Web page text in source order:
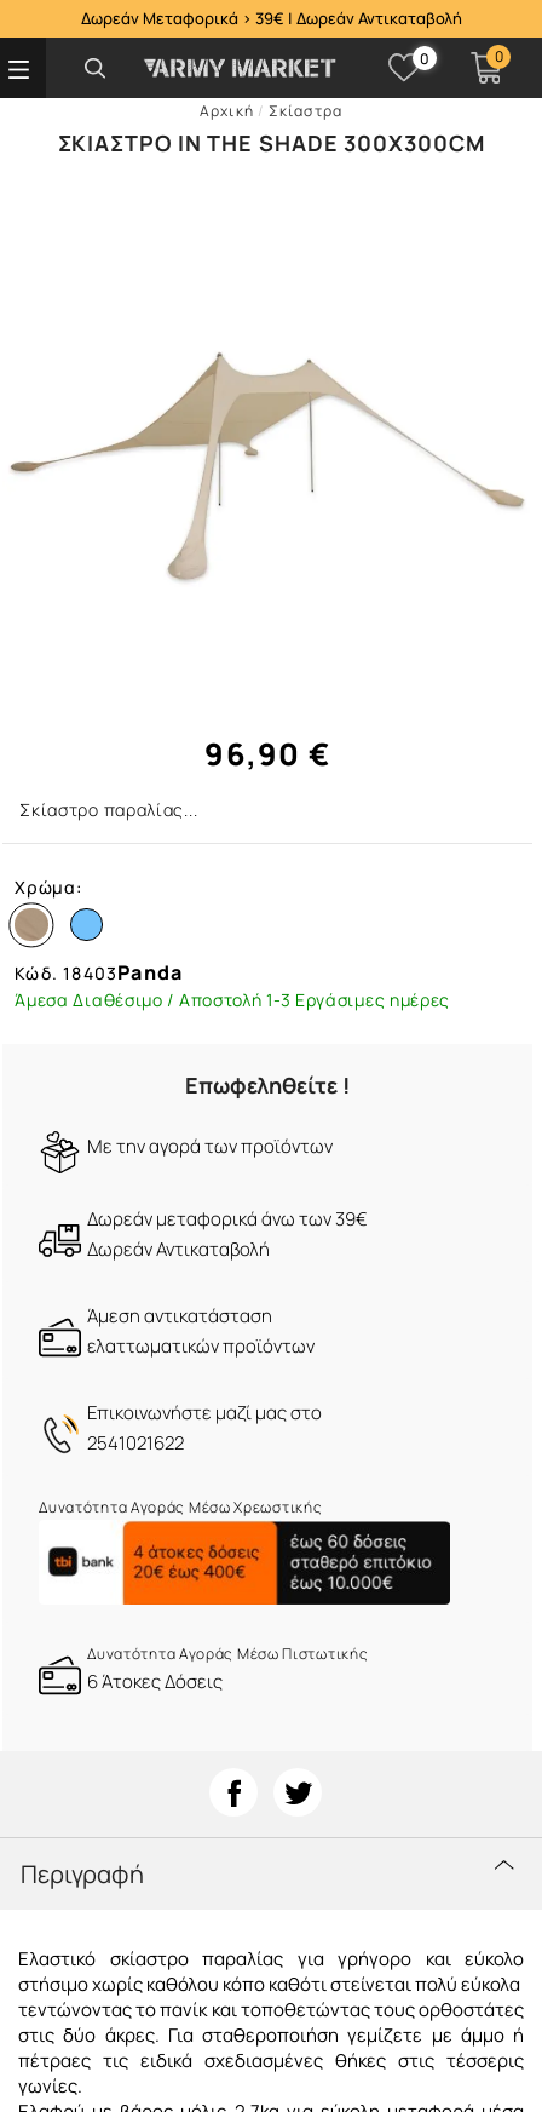
Δωρεάν Μεταφορικά > 39€ | Δωρεάν Αντικαταβολή
0 0
Αρχική / Σκίαστρα
ΣΚΊΑΣΤΡΟ IN THE SHADE 300X300CM
96,90 €
Σκίαστρο παραλίας...
Χρώμα:
Κώδ.18403Panda
Άμεσα Διαθέσιμο / Αποστολή 1-3 Εργάσιμες ημέρες
Επωφεληθείτε !
Mε την αγορά των προϊόντων
Δωρεάν μεταφορικά άνω των 39€
Δωρεάν Αντικαταβολή
Άμεση αντικατάσταση
ελαττωματικών προϊόντων
Eπικοινωνήστε μαζί μας στο
2541021622
Δυνατότητα Αγοράς Μέσω Χρεωστικής
Δυνατότητα Αγοράς Μέσω Πιστωτικής
6 Άτοκες Δόσεις
Περιγραφή
Ελαστικό σκίαστρο παραλίας για γρήγορο και εύκολο
στήσιμο χωρίς καθόλου κόπο καθότι στείνεται πολύ εύκολα
τεντώνοντας το πανίκ και τοποθετώντας τους ορθοστάτες
στις δύο άκρες. Για σταθεροποιήση γεμίζετε με άμμο ή
πέτραες τις ειδικά σχεδιασμένες θήκες στις τέσσερις
γωνίες.